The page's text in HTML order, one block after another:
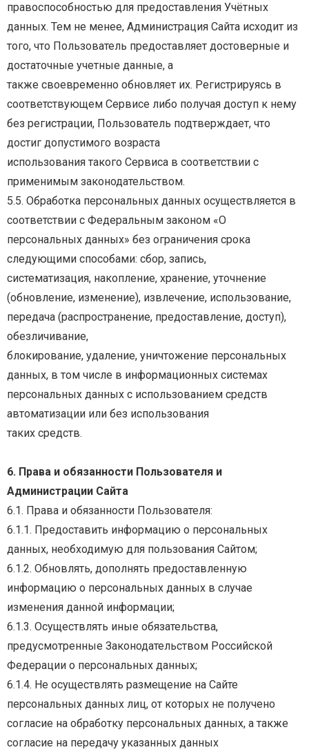
правоспособностью для предоставления Учётных
данных. Тем не менее, Администрация Сайта исходит из
того, что Пользователь предоставляет достоверные и
достаточные учетные данные, а
также своевременно обновляет их. Регистрируясь в
соответствующем Сервисе либо получая доступ к нему
без регистрации, Пользователь подтверждает, что
достиг допустимого возраста
использования такого Сервиса в соответствии с
применимым законодательством.
5.5. Обработка персональных данных осуществляется в
соответствии с Федеральным законом «О
персональных данных» без ограничения срока
следующими способами: сбор, запись,
систематизация, накопление, хранение, уточнение
(обновление, изменение), извлечение, использование,
передача (распространение, предоставление, доступ),
обезличивание,
блокирование, удаление, уничтожение персональных
данных, в том числе в информационных системах
персональных данных с использованием средств
автоматизации или без использования
таких средств.
6. Права и обязанности Пользователя и
Администрации Сайта
6.1. Права и обязанности Пользователя:
6.1.1. Предоставить информацию о персональных
данных, необходимую для пользования Сайтом;
6.1.2. Обновлять, дополнять предоставленную
информацию о персональных данных в случае
изменения данной информации;
6.1.3. Осуществлять иные обязательства,
предусмотренные Законодательством Российской
Федерации о персональных данных;
6.1.4. Не осуществлять размещение на Сайте
персональных данных лиц, от которых не получено
согласие на обработку персональных данных, а также
согласие на передачу указанных данных